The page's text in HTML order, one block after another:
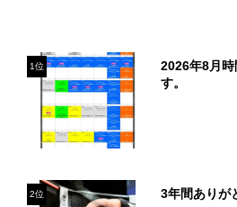
1位
2026年8月時
す。
2位 3年間ありが